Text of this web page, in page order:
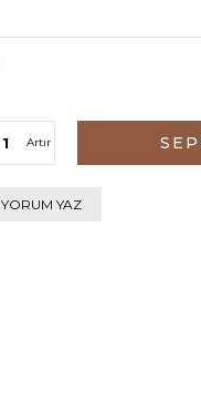
Artır
YORUM YAZ